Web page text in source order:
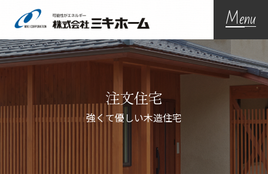
Menu
注文住宅
強くて優しい木造住宅